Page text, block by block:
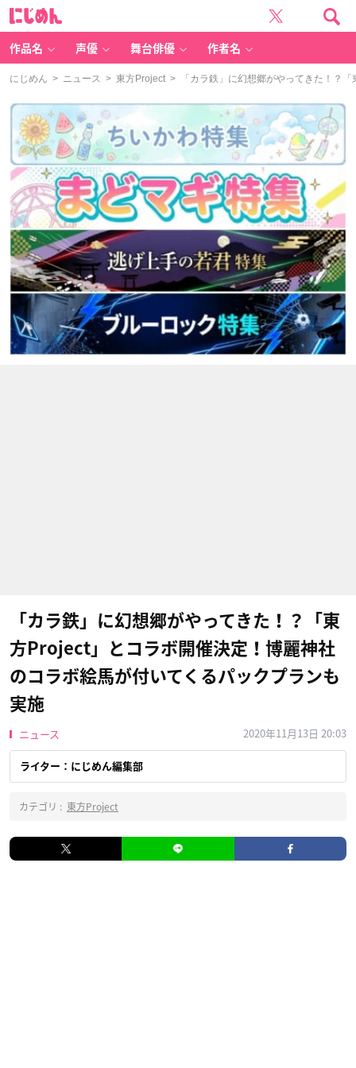
作品名 声優 舞台俳優 作者名
にじめん > ニュース > 東方Project > 「カラ鉄」に幻想郷がやってきた！？
「カラ鉄」に幻想郷がやってきた！？「東
方Project」とコラボ開催決定！博麗神社
のコラボ絵馬が付いてくるパックプランも
実施
ニュース 2020年11月13日 20:03
ライター：にじめん編集部
カテゴリ : 東方Project